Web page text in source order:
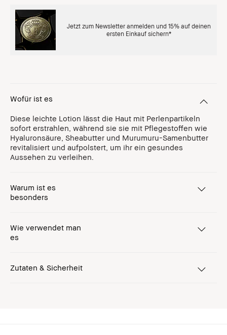
Jetzt zum Newsletter anmelden und 15% auf deinen
ersten Einkauf sichern*
Wofür ist es
Diese leichte Lotion lässt die Haut mit Perlenpartikeln
sofort erstrahlen, während sie sie mit Pflegestoffen wie
Hyaluronsäure, Sheabutter und Murumuru-Samenbutter
revitalisiert und aufpolstert, um ihr ein gesundes
Aussehen zu verleihen.
Warum ist es
besonders
Wie verwendet man
es
Zutaten & Sicherheit